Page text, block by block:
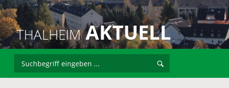
THALHEIMAKTUELL